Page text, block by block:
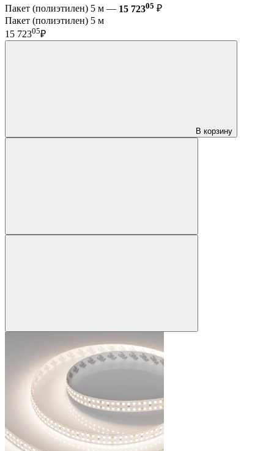
Пакет (полиэтилен) 5 м — 15 72305 ₽
Пакет (полиэтилен) 5 м
15 72305₽
В корзину